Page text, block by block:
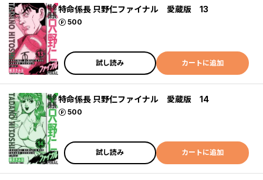
特命係長 只野仁ファイナル 愛蔵版 13
500
ポイント
試し読み カートに追加
特命係長 只野仁ファイナル 愛蔵版 14
500
ポイント
試し読み カートに追加